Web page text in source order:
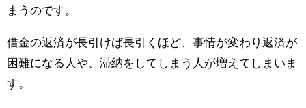
まうのです。
借金の返済が長引けば長引くほど、事情が変わり返済が
困難になる人や、滞納をしてしまう人が増えてしまいま
す。